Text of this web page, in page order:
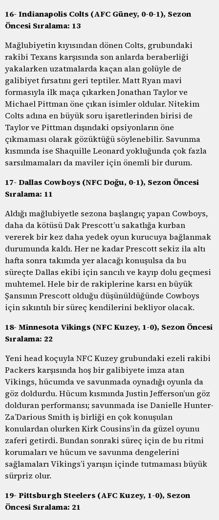
16- Indianapolis Colts (AFC Güney, 0-0-1), Sezon
Öncesi Sıralama: 13
Mağlubiyetin kıyısından dönen Colts, grubundaki
rakibi Texans karşısında son anlarda beraberliği
yakalarken uzatmalarda kaçan alan golüyle de
galibiyet fırsatını geri teptiler. Matt Ryan mavi
formasıyla ilk maça çıkarken Jonathan Taylor ve
Michael Pittman öne çıkan isimler oldular. Nitekim
Colts adına en büyük soru işaretlerinden birisi de
Taylor ve Pittman dışındaki opsiyonların öne
çıkmaması olarak gözüktüğü söylenebilir. Savunma
kısmında ise Shaquille Leonard yokluğunda çok fazla
sarsılmamaları da maviler için önemli bir durum.
17- Dallas Cowboys (NFC Doğu, 0-1), Sezon Öncesi
Sıralama: 11
Aldığı mağlubiyetle sezona başlangıç yapan Cowboys,
daha da kötüsü Dak Prescott’u sakatlığa kurban
vererek bir kez daha yedek oyun kurucuya bağlanmak
durumunda kaldı. Her ne kadar Prescott sekiz ila altı
hafta sonra takımda yer alacağı konuşulsa da bu
süreçte Dallas ekibi için sancılı ve kayıp dolu geçmesi
muhtemel. Hele bir de rakiplerine karsı en büyük
Şansının Prescott olduğu düşünüldüğünde Cowboys
için sıkıntılı bir süreç kendilerini bekliyor olacak.
18- Minnesota Vikings (NFC Kuzey, 1-0), Sezon Öncesi
Sıralama: 22
Yeni head koçuyla NFC Kuzey grubundaki ezeli rakibi
Packers karşısında hoş bir galibiyete imza atan
Vikings, hücumda ve savunmada oynadığı oyunla da
göz doldurdu. Hücum kısmında Justin Jefferson’un göz
dolduran performansı; savunmada ise Danielle Hunter-
Za’Darious Smith iş birliği en çok konuşulan
konulardan olurken Kirk Cousins’in da güzel oyunu
zaferi getirdi. Bundan sonraki süreç için de bu ritmi
korumaları ve hücum ve savunma dengelerini
sağlamaları Vikings’i yarışın içinde tutmaması büyük
sürpriz olur.
19- Pittsburgh Steelers (AFC Kuzey, 1-0), Sezon
Öncesi Sıralama: 21